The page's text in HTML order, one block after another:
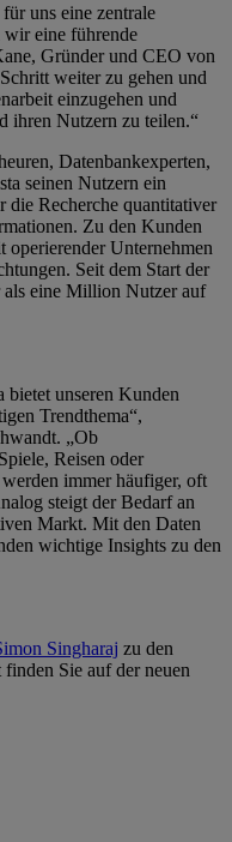
uns eine zentrale
wir eine führende
Gründer und CEO von
weiter zu gehen und
einzugehen und
ihren Nutzern zu teilen.“
Datenbankexperten,
seinen Nutzern ein
die Recherche quantitativer
Zu den Kunden
Unternehmen
Seit dem Start der
als eine Million Nutzer auf
bietet unseren Kunden
Trendthema“,
„Ob
Reisen oder
immer häufiger, oft
steigt der Bedarf an
Markt. Mit den Daten
wichtige Insights zu den
Singharaj zu den
Sie auf der neuen